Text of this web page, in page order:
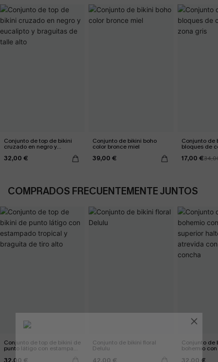
Conjunto de top de bikini
cruzado en negro y
eucalipto y braguitas de
talle alto
32,00 €
Conjunto de bikini boho
color bronce miel
39,00 €
Conjunto de
bloques de
17,00 €
COMPRADOS FRECUENTEMENTE JUNTOS
Conjunto de top de bikini de
punto látigo con estampado
alto
32,00 €
Conjunto de bikini floral
Delulu
42,00 €
Conjunto de
bohemio
con punto
32,00 €